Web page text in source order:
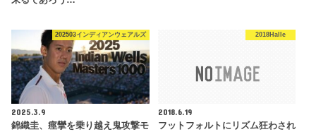
202503インディアンウェアルズ
2025.3.9
錦織圭、痙攣を乗り越え鬼攻撃モ
2018Halle
2018.6.19
フットフォルトにリズム狂わされ